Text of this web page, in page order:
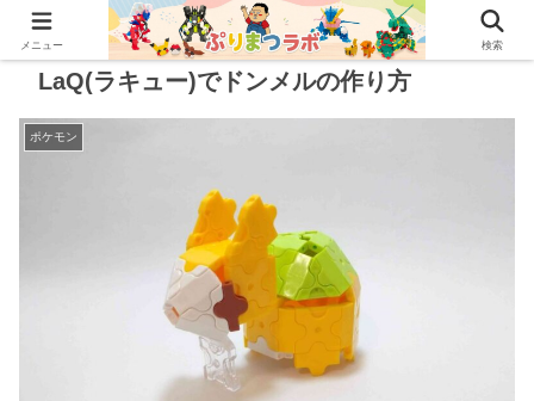
LaQ(ラキュー)でドンメルの作り方
ポケモン
メニュー 検索